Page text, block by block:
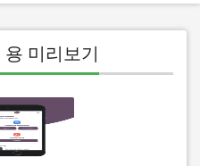
용 미리보기